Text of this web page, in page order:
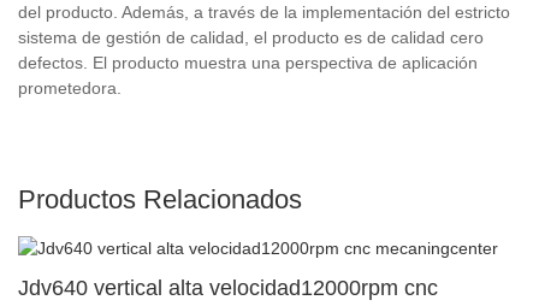
del producto. Además, a través de la implementación del estricto
sistema de gestión de calidad, el producto es de calidad cero
defectos. El producto muestra una perspectiva de aplicación
prometedora.
Productos Relacionados
Jdv640 vertical alta velocidad12000rpm cnc